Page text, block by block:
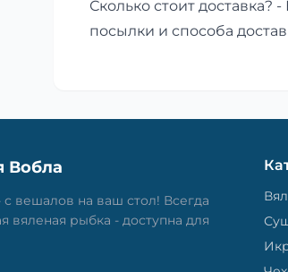
Сколько стоит доставка?
посылки и способа
Вобла
с вешалов на ваш стол! Всегда
вяленая рыбка - доступна для